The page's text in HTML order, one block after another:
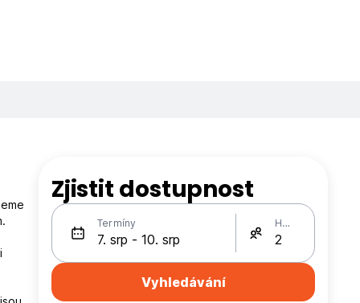
Zjistit dostupnost
Termíny Hosté
Vyhledávání